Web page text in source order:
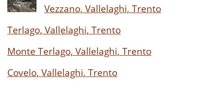
Vezzano, Vallelaghi, Trento
Terlago, Vallelaghi, Trento
Monte Terlago, Vallelaghi, Trento
Covelo, Vallelaghi, Trento